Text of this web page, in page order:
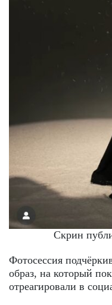
Скрин
Фотосессия
образ, на который
отреагировали в